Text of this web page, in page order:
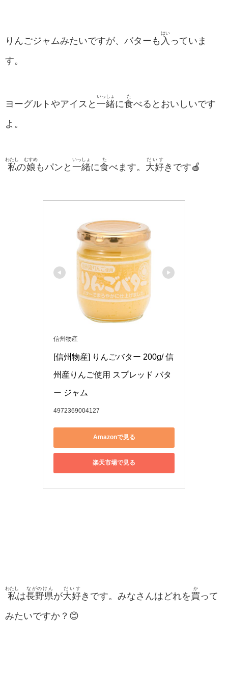
りんごジャムみたいですが、バターも 入
はい
っていま
す。
ヨーグルトやアイスと 一緒
いっしょ
に食
た
べるとおいしいです
よ。
私
わたし
の娘
むすめ
もパンと 一緒
いっしょ
に食
た
べます。 大好
だいす
きです🍎
信州物産
[信州物産] りんごバター 200g/ 信
州産りんご使用 スプレッド バタ
ー ジャム
4972369004127
Amazonで見る
楽天市場で見る
私
わたし
は長野県
ながのけん
が大好
だいす
きです。みなさんはどれを買
か
って
みたいですか？😊